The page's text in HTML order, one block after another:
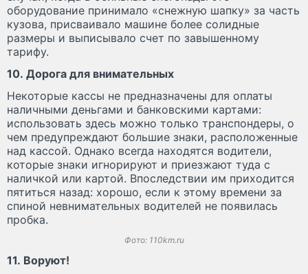
оборудование принимало «снежную шапку» за часть
кузова, присваивало машине более солидные
размеры и выписывало счет по завышенному
тарифу.
10. Дорога для внимательных
Некоторые кассы не предназначены для оплаты
наличными деньгами и банковскими картами:
использовать здесь можно только транспондеры, о
чем предупреждают большие знаки, расположенные
над кассой. Однако всегда находятся водители,
которые знаки игнорируют и приезжают туда с
наличкой или картой. Впоследствии им приходится
пятиться назад: хорошо, если к этому времени за
спиной невнимательных водителей не появилась
пробка.
Фото: 110km.ru
11. Воруют!